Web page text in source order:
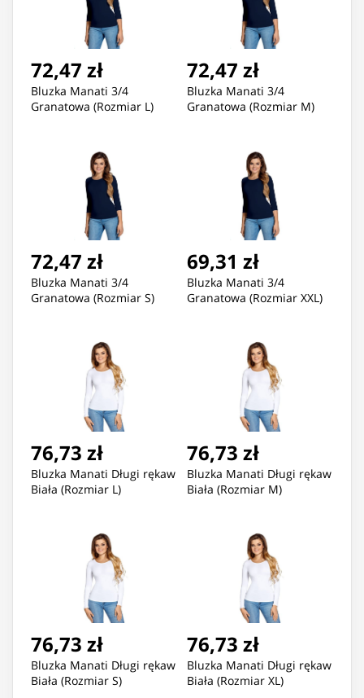
72,47 zł
Bluzka Manati 3/4
Granatowa (Rozmiar L)
72,47 zł
Bluzka Manati 3/4
Granatowa (Rozmiar M)
72,47 zł
Bluzka Manati 3/4
Granatowa (Rozmiar S)
69,31 zł
Bluzka Manati 3/4
Granatowa (Rozmiar XXL)
76,73 zł
Bluzka Manati Długi rękaw
Biała (Rozmiar L)
76,73 zł
Bluzka Manati Długi rękaw
Biała (Rozmiar M)
76,73 zł
Bluzka Manati Długi rękaw
Biała (Rozmiar S)
76,73 zł
Bluzka Manati Długi rękaw
Biała (Rozmiar XL)